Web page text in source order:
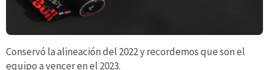
Conservó la alineación del 2022 y recordemos que son el
equipo a vencer en el 2023.